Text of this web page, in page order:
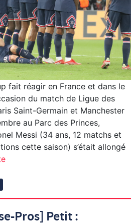
fait réagir en France et dans le
du match de Ligue des
Saint-Germain et Manchester
au Parc des Princes,
Messi (34 ans, 12 matchs et
cette saison) s’était allongé
Pros] Petit :